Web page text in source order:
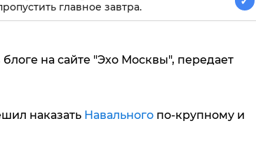
главное завтра.
на сайте "Эхо Москвы", передает
наказать Навальногопо-крупному и